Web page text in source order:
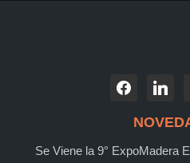
Se Viene la 9° ExpoMadera